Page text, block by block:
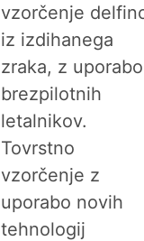
vzorčenje
iz izdihanega
zraka, z uporabo
brezpilotnih
letalnikov.
Tovrstno
vzorčenje z
uporabo novih
tehnologij